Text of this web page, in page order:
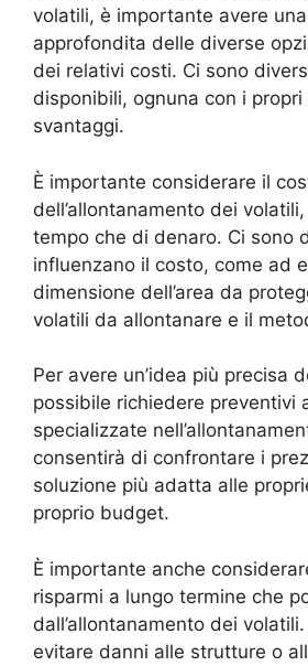
volatili, è importante avere
approfondita delle diverse
dei relativi costi. Ci sono
disponibili, ognuna con i propri
svantaggi.
È importante considerare il
dell’allontanamento dei
tempo che di denaro. Ci sono
influenzano il costo, come ad
dimensione dell’area da
volatili da allontanare e il
Per avere un’idea più precisa
possibile richiedere preventivi
specializzate
consentirà di confrontare i
soluzione più adatta alle
proprio budget.
È importante anche
risparmi a lungo termine che
dall’allontanamento dei
evitare danni alle strutture o